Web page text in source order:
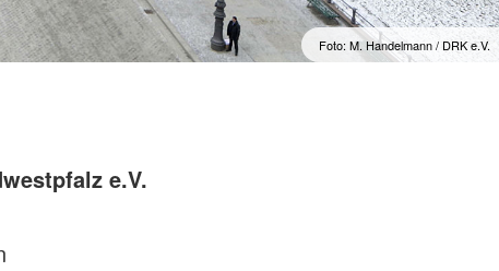
Foto: M. Handelmann / DRK e.V.
e.V.